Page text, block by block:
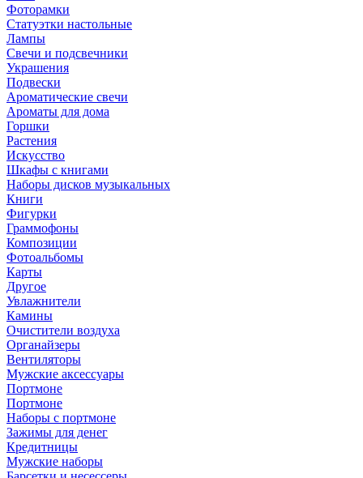
Фоторамки
Статуэтки настольные
Лампы
Свечи и подсвечники
Украшения
Подвески
Ароматические свечи
Ароматы для дома
Горшки
Растения
Искусство
Шкафы с книгами
Наборы дисков музыкальных
Книги
Фигурки
Граммофоны
Композиции
Фотоальбомы
Карты
Другое
Увлажнители
Камины
Очистители воздуха
Органайзеры
Вентиляторы
Мужские аксессуары
Портмоне
Портмоне
Наборы с портмоне
Зажимы для денег
Кредитницы
Мужские наборы